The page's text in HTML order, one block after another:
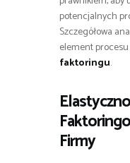
potencjalnych
Szczegółowa
element procesu
faktoringu.
Firmy